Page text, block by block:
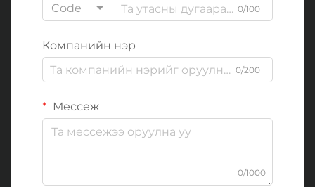
Code
0/100
Компанийн нэр
0/200
Мессеж
0/1000